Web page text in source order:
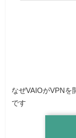
なぜVAIOがVPNを
です